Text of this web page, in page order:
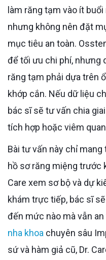
làm răng tạm vào ít
nhưng không nên đặt
mục tiêu an toàn.
để tối ưu chi phí, nhưng
răng tạm phải dựa trên
khớp cắn. Nếu dữ liệu
bác sĩ sẽ tư vấn chia
tích hợp hoặc viêm
Bài tư vấn này chỉ mang tính tham khảo. Chú nên gửi
hồ sơ răng miệng trước
Care xem sơ bộ và dự
khám trực tiếp, bác sĩ
đến mức nào mà vẫn
nha khoa chuyên sâu
sứ và hàm giả cũ, Dr.